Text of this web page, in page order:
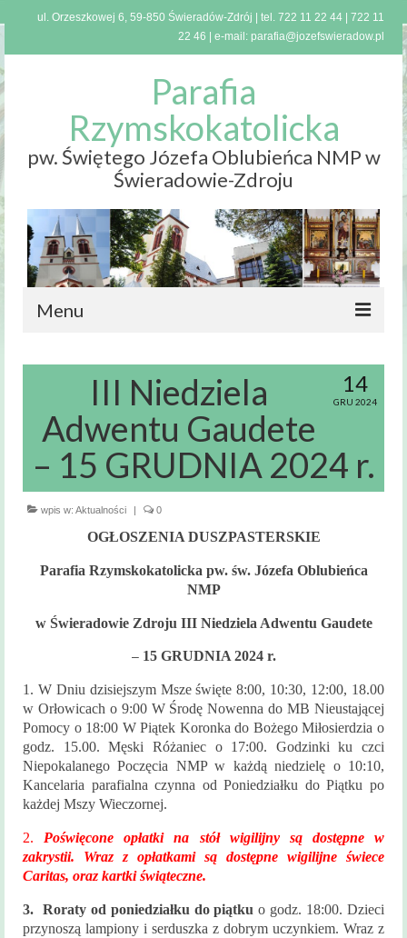
ul. Orzeszkowej 6, 59-850 Świeradów-Zdrój | tel. 722 11 22 44
722 11
22 46 | e-mail: parafia@jozefswieradow.pl
Parafia
Rzymskokatolicka
pw. Świętego Józefa Oblubieńca NMP w
Świeradowie-Zdroju
Menu
Msze święte
i nabożeństwa
Kancelaria
Parafialna
Sakrament Chrztu
Sakrament Bierzmowania
Sakrament Małżeństwa
Sakrament chorych
Sakrament pokuty
Zakres
terytorialny
parafii
Kontakt
KAMERA
14
GRU 2024
III Niedziela
Adwentu Gaudete
– 15 GRUDNIA 2024 r.
wpis w: Aktualności 0
OGŁOSZENIA DUSZPASTERSKIE
Parafia Rzymskokatolicka pw. św. Józefa Oblubieńca
NMP
w Świeradowie Zdroju III Niedziela Adwentu Gaudete
– 15 GRUDNIA 2024 r.
1. W Dniu dzisiejszym Msze święte 8:00, 10:30, 12:00, 18.00
w Orłowicach o 9:00 W Środę Nowenna do MB Nieustającej
Pomocy o 18:00 W Piątek Koronka do Bożego Miłosierdzia o
godz. 15.00. Męski Różaniec o 17:00. Godzinki ku czci
Niepokalanego Poczęcia NMP w każdą niedzielę o 10:10,
Kancelaria parafialna czynna od Poniedziałku do Piątku po
każdej Mszy Wieczornej.
2. Poświęcone opłatki na stół wigilijny są dostępne w
zakrystii. Wraz z opłatkami są dostępne wigilijne świece
Caritas, oraz kartki świąteczne.
3. Roraty od poniedziałku do piątku o godz. 18:00. Dzieci
przynoszą lampiony i serduszka z dobrym uczynkiem. Wraz z